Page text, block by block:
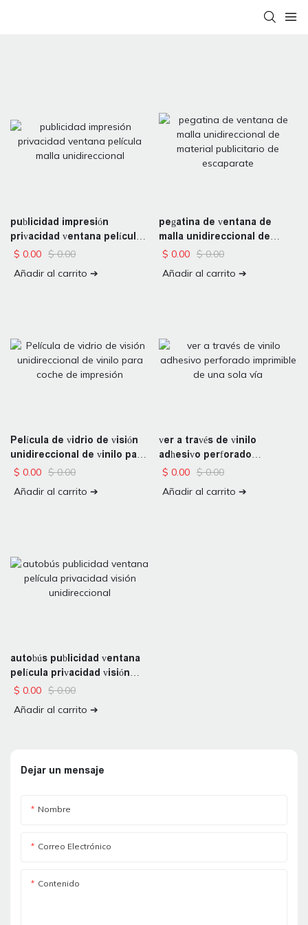
publicidad impresión
privacidad ventana película
malla unidireccional
$ 0.00 $0.00
Añadir al carrito ➔
pegatina de ventana de
malla unidireccional de
material publicitario de
$ 0.00 $0.00
Añadir al carrito ➔
Película de vidrio de visión
unidireccional de vinilo para
coche de impresión
$ 0.00 $0.00
Añadir al carrito ➔
ver a través de vinilo
adhesivo perforado
imprimible de una sola vía
$ 0.00 $0.00
Añadir al carrito ➔
autobús publicidad ventana
película privacidad visión
unidireccional
$ 0.00 $0.00
Añadir al carrito ➔
Dejar un mensaje
Nombre
Correo Electrónico
Contenido